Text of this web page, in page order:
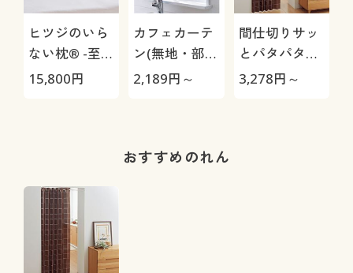
ヒツジのいら
ない枕® -至
極-
15,800円
カフェカーテ
ン(無地・部屋
が明るくなる
2,189円～
間仕切りサッ
とパタパタ省
エネカーテン
3,278円～
おすすめのれん